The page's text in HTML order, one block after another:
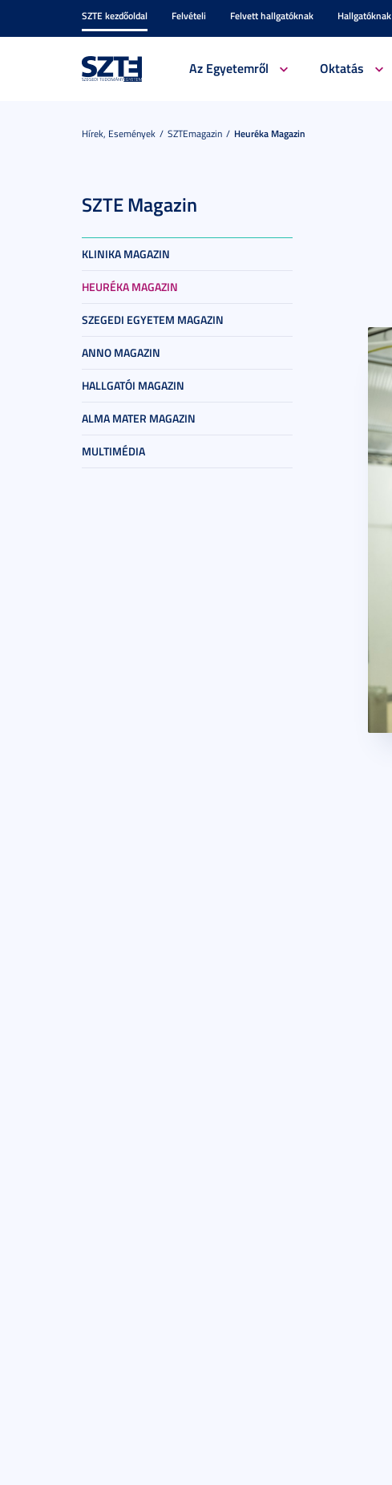
SZTE kezdőoldal Felvételi Felvett hallgatóknak Hallgatóknak
Az Egyetemről Oktatás
Hírek, Események SZTEmagazin Heuréka Magazin
SZTE Magazin
KLINIKA MAGAZIN
HEURÉKA MAGAZIN
SZEGEDI EGYETEM MAGAZIN
ANNO MAGAZIN
HALLGATÓI MAGAZIN
ALMA MATER MAGAZIN
MULTIMÉDIA